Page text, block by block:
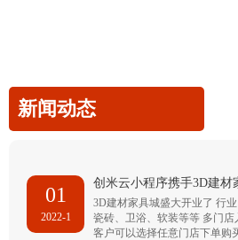
新闻动态
01
2022-1
创米云小程序携手3D建材
3D建材家具城盛大开业了 行
瓷砖、卫浴、软装等等 多门店
客户可以选择任意门店下单购